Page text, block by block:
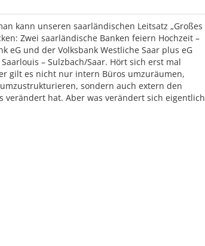
kann unseren saarländischen Leitsatz „Großes
Zwei saarländische Banken feiern Hochzeit –
eG und der Volksbank Westliche Saar plus eG
– Sulzbach/Saar. Hört sich erst mal
gilt es nicht nur intern Büros umzuräumen,
sondern auch extern den
verändert hat. Aber was verändert sich eigentlich